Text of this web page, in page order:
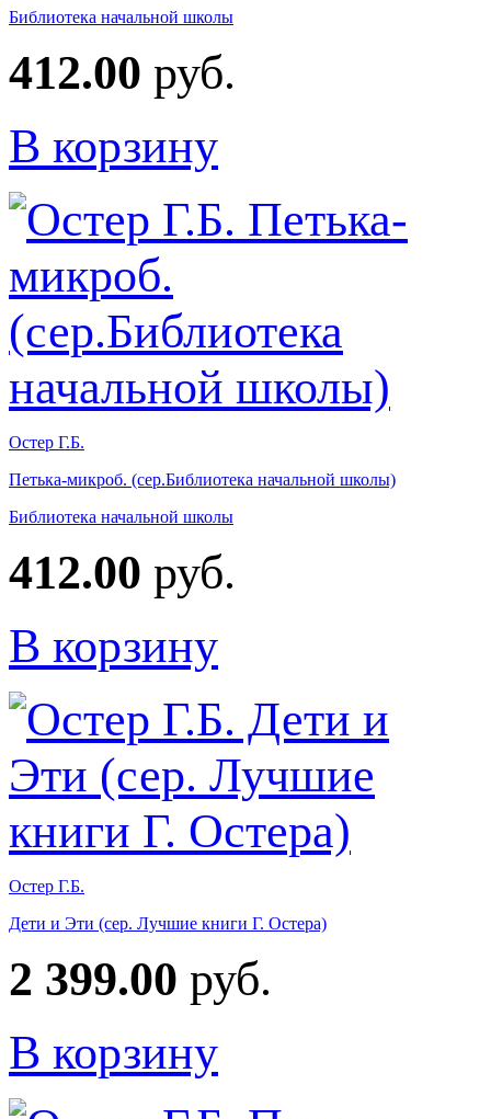
Библиотека начальной школы
412.00 руб.
В корзину
Остер Г.Б.
Петька-микроб. (сер.Библиотека начальной школы)
Библиотека начальной школы
412.00 руб.
В корзину
Остер Г.Б.
Дети и Эти (сер. Лучшие книги Г. Остера)
2 399.00 руб.
В корзину